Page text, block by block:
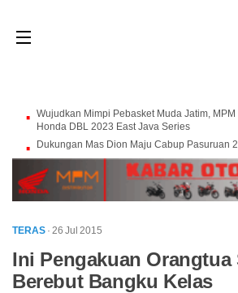
Wujudkan Mimpi Pebasket Muda Jatim,
Honda DBL 2023 East Java Series
Dukungan Mas Dion Maju Cabup Pasuruan
TERAS · 26 Jul 2015
Ini Pengakuan Orangtua
Berebut Bangku Kelas